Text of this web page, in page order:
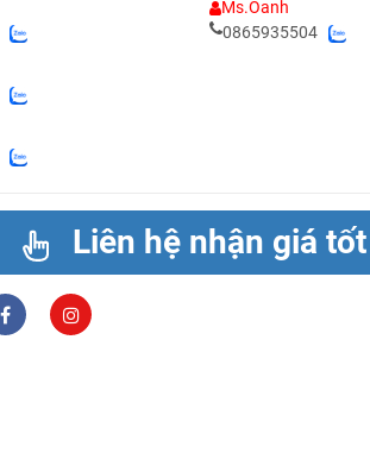
Ms.Oanh
0865935504
Liên hệ nhận giá tốt